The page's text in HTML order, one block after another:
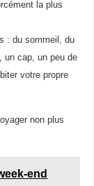
la plus
: du sommeil, du
un cap, un peu de
votre propre
non plus
end